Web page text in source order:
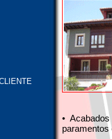
•
paramentos